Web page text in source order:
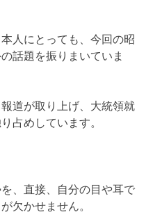
人にとっても、今回の昭
話題を振りまいていま
道が取り上げ、大統領就
占めしています。
、直接、自分の目や耳で
欠かせません。